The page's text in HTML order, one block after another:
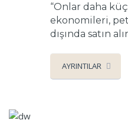
“Onlar daha
ekonomileri,
dışında satın
AYRINTILAR